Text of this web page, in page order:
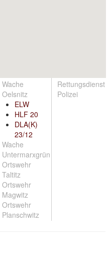
Wache
Oelsnitz
ELW
HLF 20
DLA(K)
23/12
Wache
Untermarxgrün
Ortswehr
Taltitz
Ortswehr
Magwitz
Ortswehr
Planschwitz
Rettungsdienst
Polizei